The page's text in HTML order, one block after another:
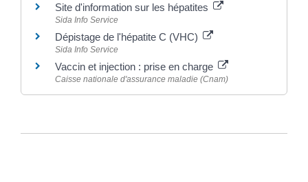
Site d'information sur les hépatites
Sida Info Service
Dépistage de l'hépatite C (VHC)
Sida Info Service
Vaccin et injection : prise en charge
Caisse nationale d'assurance maladie (Cnam)